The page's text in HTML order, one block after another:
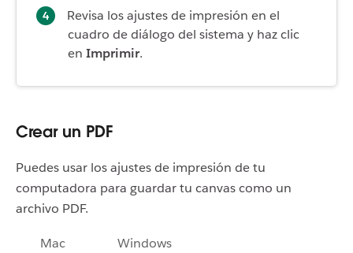
Revisa los ajustes de impresión en el
cuadro de diálogo del sistema y haz clic
en Imprimir.
Crear un PDF
Puedes usar los ajustes de impresión de tu
computadora para guardar tu canvas como un
archivo PDF.
Mac Windows